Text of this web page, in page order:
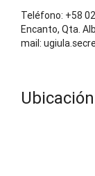
Teléfono: +58
Encanto, Qta.
mail:
Ubicación